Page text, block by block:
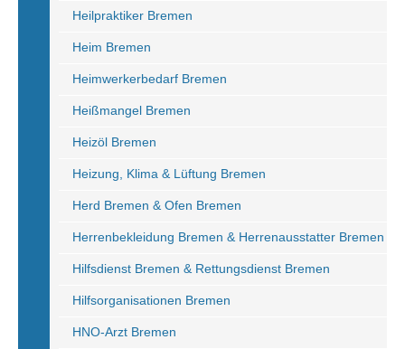
Heilpraktiker Bremen
Heim Bremen
Heimwerkerbedarf Bremen
Heißmangel Bremen
Heizöl Bremen
Heizung, Klima & Lüftung Bremen
Herd Bremen & Ofen Bremen
Herrenbekleidung Bremen & Herrenausstatter Bremen
Hilfsdienst Bremen & Rettungsdienst Bremen
Hilfsorganisationen Bremen
HNO-Arzt Bremen